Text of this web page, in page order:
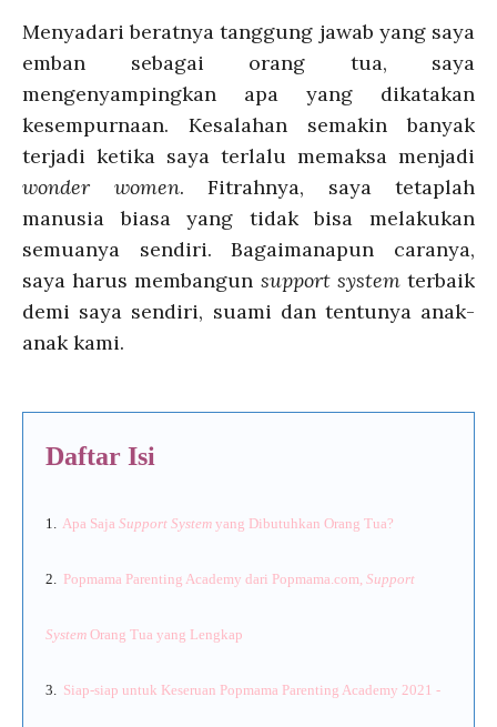
Menyadari beratnya tanggung jawab yang saya
emban sebagai orang tua, saya
mengenyampingkan apa yang dikatakan
kesempurnaan. Kesalahan semakin banyak
terjadi ketika saya terlalu memaksa menjadi
wonder women. Fitrahnya, saya tetaplah
manusia biasa yang tidak bisa melakukan
semuanya sendiri. Bagaimanapun caranya,
saya harus membangun support systemterbaik
demi saya sendiri, suami dan tentunya anak-
anak kami.
Daftar Isi
1. Apa Saja Support System yang Dibutuhkan Orang Tua?
2. Popmama Parenting Academy dari Popmama.com, Support
System Orang Tua yang Lengkap
3. Siap-siap untuk Keseruan Popmama Parenting Academy 2021 -